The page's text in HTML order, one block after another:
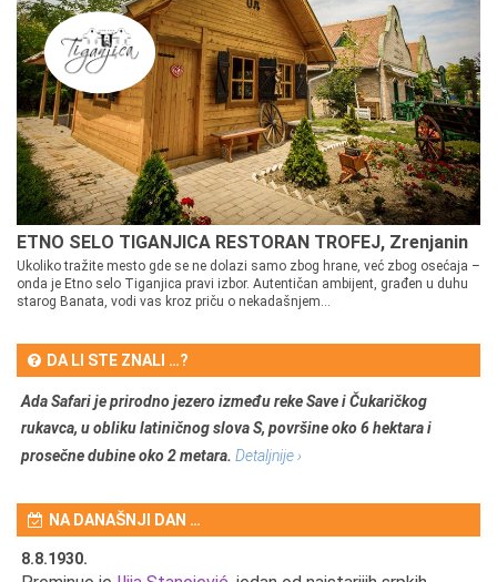
ETNO SELO TIGANJICA RESTORAN TROFEJ, Zrenjanin
Ukoliko tražite mesto gde se ne dolazi samo zbog hrane, već zbog osećaja –
onda je Etno selo Tiganjica pravi izbor. Autentičan ambijent, građen u duhu
starog Banata, vodi vas kroz priču o nekadašnjem...
DA LI STE ZNALI …?
Ada Safari je prirodno jezero između reke Save i Čukaričkog
rukavca, u obliku latiničnog slova S, površine oko 6 hektara i
prosečne dubine oko 2 metara. Detaljnije ›
NA DANAŠNJI DAN …
8.8.1930.